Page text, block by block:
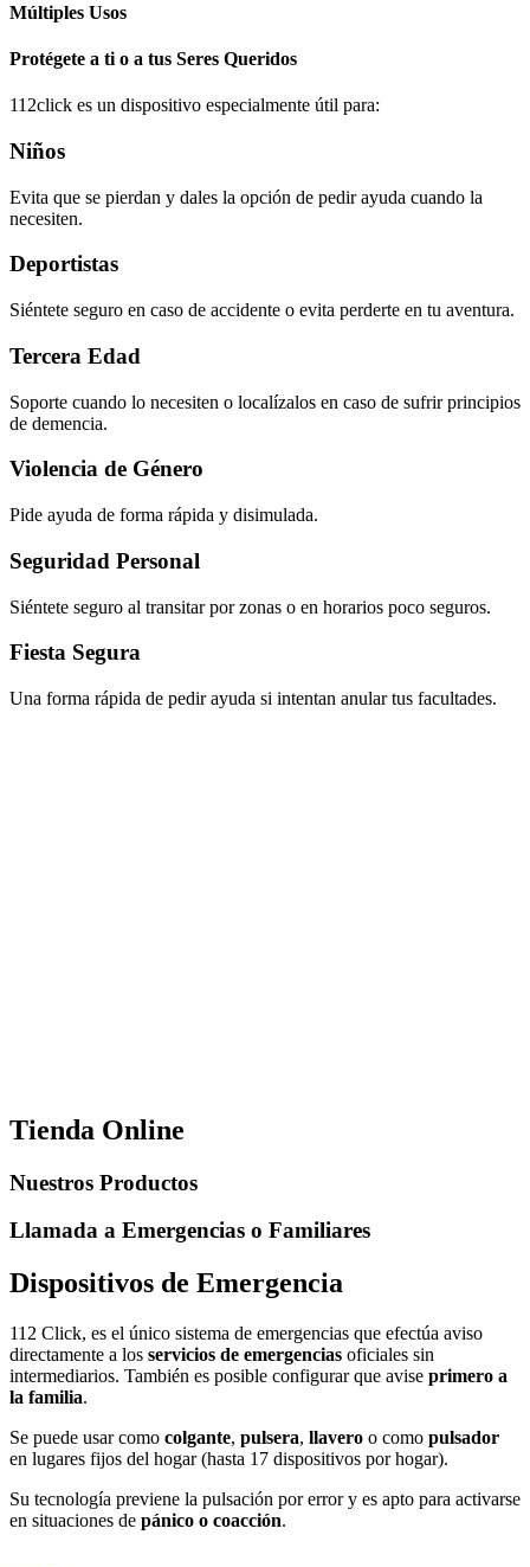
Múltiples Usos
Protégete a ti o a tus Seres Queridos
112click es un dispositivo especialmente útil para:
Niños
Evita que se pierdan y dales la opción de pedir ayuda cuando la
necesiten.
Deportistas
Siéntete seguro en caso de accidente o evita perderte en tu aventura.
Tercera Edad
Soporte cuando lo necesiten o localízalos en caso de sufrir principios
de demencia.
Violencia de Género
Pide ayuda de forma rápida y disimulada.
Seguridad Personal
Siéntete seguro al transitar por zonas o en horarios poco seguros.
Fiesta Segura
Una forma rápida de pedir ayuda si intentan anular tus facultades.
Tienda Online
Nuestros Productos
Llamada a Emergencias o Familiares
Dispositivos de Emergencia
112 Click, es el único sistema de emergencias que efectúa aviso
directamente a los servicios de emergencias oficiales sin
intermediarios. También es posible configurar que avise primero a
la familia.
Se puede usar como colgante, pulsera, llavero o como pulsador
en lugares fijos del hogar (hasta 17 dispositivos por hogar).
Su tecnología previene la pulsación por error y es apto para activarse
en situaciones de pánico o coacción.